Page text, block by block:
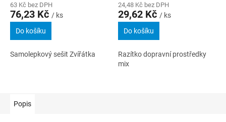
63 Kč bez DPH
76,23 Kč / ks
Do košíku
Samolepkový sešit Zvířátka
24,48 Kč bez DPH
29,62 Kč / ks
Do košíku
Razítko dopravní prostředky
mix
Popis